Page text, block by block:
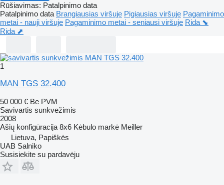
Rūšiavimas: Patalpinimo data
Patalpinimo data Brangiausias viršuje Pigiausias viršuje Pagaminimo
metai - nauji viršuje Pagaminimo metai - seniausi viršuje Rida ⬊
Rida ⬈
1
MAN TGS 32.400
50 000 € Be PVM
Savivartis sunkvežimis
2008
Ašių konfigūracija 8x6 Kėbulo markė Meiller
Lietuva, Papiškės
UAB Salniko
Susisiekite su pardavėju